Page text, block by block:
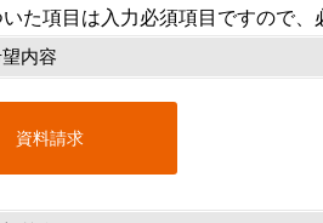
た項目は入力必須項目ですので、
内容
資料請求